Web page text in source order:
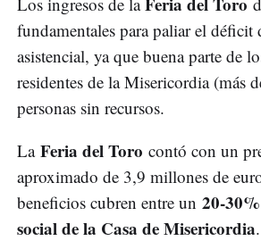
fundamentales para paliar el déficit
asistencial, ya que buena parte de
residentes de la Misericordia (más
personas sin recursos.
La Feria del Toro contó con un
aproximado de 3,9 millones de
beneficios cubren entre un 20-
social de la Casa de Misericordia.